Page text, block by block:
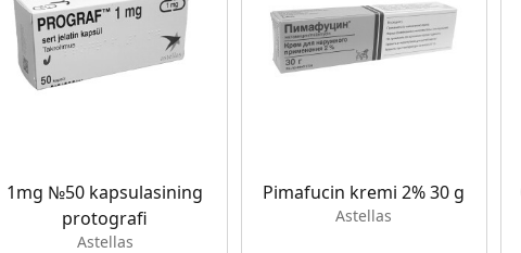
1mg №50 kapsulasining
protografi
Astellas
Pimafucin kremi 2% 30 g
Astellas